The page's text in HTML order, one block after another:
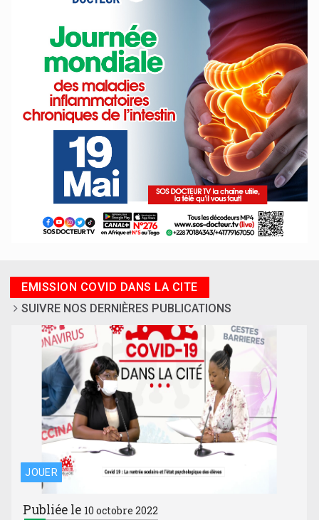
EMISSION COVID DANS LA CITE
SUIVRE NOS DERNIÈRES PUBLICATIONS
JOUER
Publiée le 10 octobre 2022